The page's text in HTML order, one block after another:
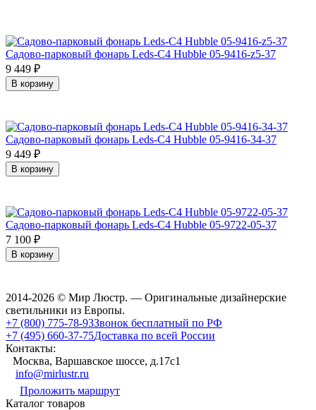
Садово-парковый фонарь Leds-C4 Hubble 05-9416-z5-37
9 449 ₽
В корзину
Садово-парковый фонарь Leds-C4 Hubble 05-9416-34-37
9 449 ₽
В корзину
Садово-парковый фонарь Leds-C4 Hubble 05-9722-05-37
7 100 ₽
В корзину
2014-2026 © Мир Люстр. — Оригинальные дизайнерские
светильники из Европы.
+7 (800) 775-78-93Звонок бесплатный по РФ
+7 (495) 660-37-75Доставка по всей России
Контакты:
Москва, Варшавское шоссе, д.17c1
info@mirlustr.ru
Проложить маршрут
Каталог товаров